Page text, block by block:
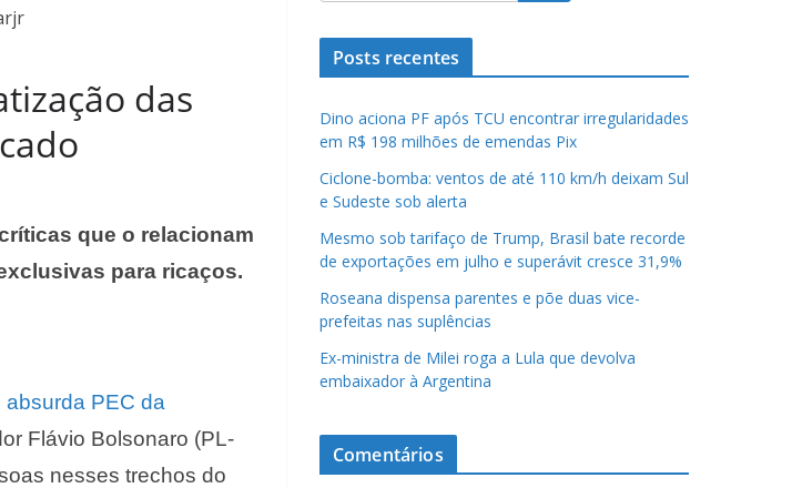
das
que o relacionam
para ricaços.
PEC da
Flávio Bolsonaro (PL-
nesses trechos do
Posts recentes
Dino aciona PF após TCU encontrar irregularidades
em R$ 198 milhões de emendas Pix
Ciclone-bomba: ventos de até 110 km/h deixam Sul
e Sudeste sob alerta
Mesmo sob tarifaço de Trump, Brasil bate recorde
de exportações em julho e superávit cresce 31,9%
Roseana dispensa parentes e põe duas vice-
prefeitas nas suplências
Ex-ministra de Milei roga a Lula que devolva
embaixador à Argentina
Comentários